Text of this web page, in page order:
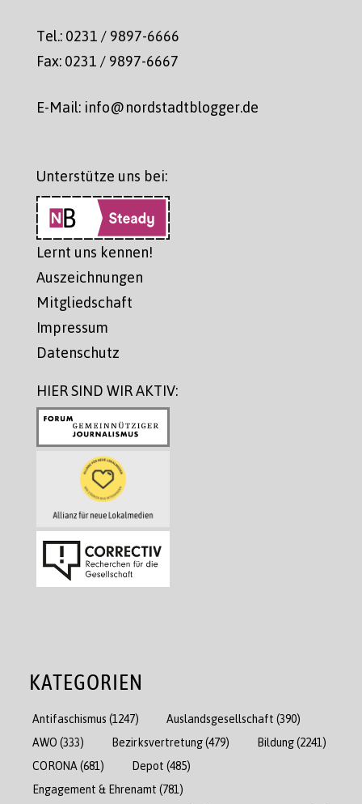
Tel.: 0231 / 9897-6666
Fax: 0231 / 9897-6667
E-Mail: info@nordstadtblogger.de
Unterstütze uns bei:
Lernt uns kennen!
Auszeichnungen
Mitgliedschaft
Impressum
Datenschutz
HIER SIND WIR AKTIV:
KATEGORIEN
Antifaschismus (1247) Auslandsgesellschaft (390)
AWO (333) Bezirksvertretung(479) Bildung(2241)
CORONA (681) Depot (485)
Engagement & Ehrenamt (781)